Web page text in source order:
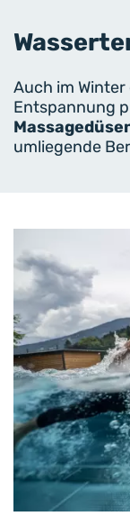
Auch im Winter
Entspannung
umliegende